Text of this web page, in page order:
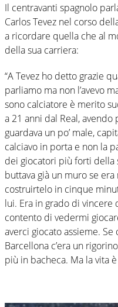
Il centravanti spagnolo
Carlos Tevez nel corso
a ricordare quella che al
della sua carriera:
“A Tevez ho detto grazie
parliamo ma non l’avevo
sono calciatore è merito
a 21 anni dal Real,
guardava un po’ male,
calciavo in porta e non la
dei giocatori più forti della
buttava già un muro se
costruirtelo in cinque
lui. Era in grado di vincere
contento di vedermi
averci giocato assieme.
Barcellona c’era un
più in bacheca. Ma la vita è